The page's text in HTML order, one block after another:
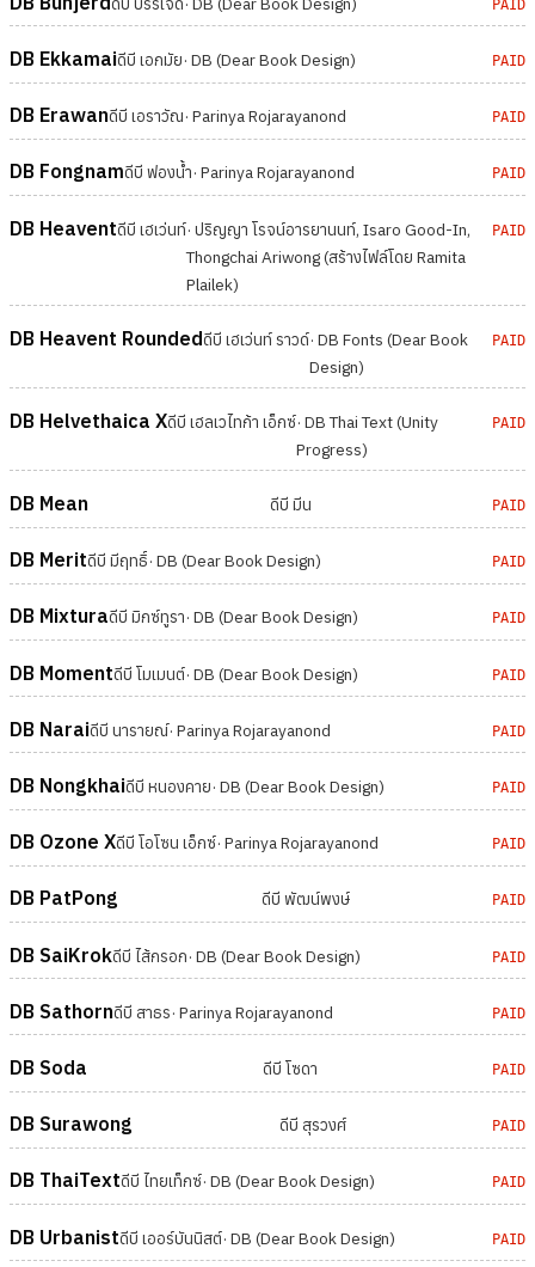
PAID
DB Ekkamaiดีบี เอกมัย· DB (Dear Book Design) PAID
DB Erawanดีบี เอราวัณ· Parinya Rojarayanond PAID
DB Fongnamดีบี ฟองน้ำ· Parinya Rojarayanond PAID
DB Heaventดีบี เฮเว่นท์· ปริญญา โรจน์อารยานนท์, Isaro Good-In,
Thongchai Ariwong (สร้างไฟล์โดย Ramita
Plailek)
PAID
DB Heavent Roundedดีบี เฮเว่นท์ ราวด์· DB Fonts (Dear Book
Design)
PAID
DB Helvethaica Xดีบี เฮลเวไทก้า เอ็กซ์· DB Thai Text (Unity
Progress)
PAID
DB Mean ดีบี มีน PAID
DB Meritดีบี มีฤทธิ์· DB (Dear Book Design) PAID
DB Mixturaดีบี มิกซ์ทูรา· DB (Dear Book Design) PAID
DB Momentดีบี โมเมนต์· DB (Dear Book Design) PAID
DB Naraiดีบี นารายณ์· Parinya Rojarayanond PAID
DB Nongkhaiดีบี หนองคาย· DB (Dear Book Design) PAID
DB Ozone Xดีบี โอโซน เอ็กซ์· Parinya Rojarayanond PAID
DB PatPong ดีบี พัฒน์พงษ์ PAID
DB SaiKrokดีบี ไส้กรอก· DB (Dear Book Design) PAID
DB Sathornดีบี สาธร· Parinya Rojarayanond PAID
DB Soda ดีบี โซดา PAID
DB Surawong ดีบี สุรวงศ์ PAID
DB ThaiTextดีบี ไทยเท็กซ์· DB (Dear Book Design) PAID
DB Urbanistดีบี เออร์บันนิสต์· DB (Dear Book Design) PAID